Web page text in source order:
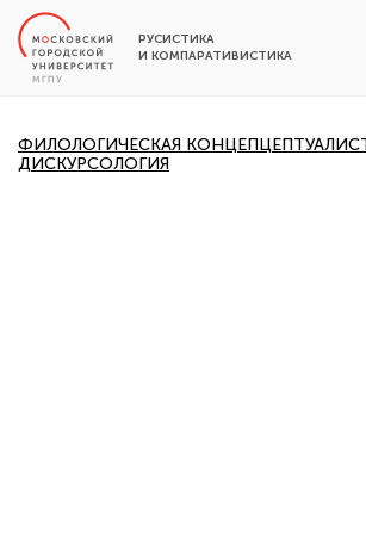
РУСИСТИКА
И КОМПАРАТИВИСТИКА
ФИЛОЛОГИЧЕСКАЯ
ДИСКУРСОЛОГИЯ